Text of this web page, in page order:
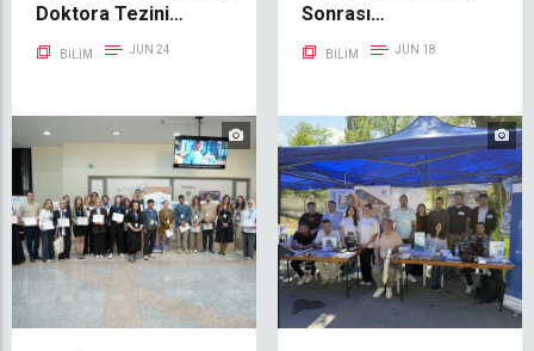
Doktora Tezini
Başarıyla Savundu
BILIM JUN 24
Sonrası
Srebrenitsa’ya Dönüş
Projesine Katkı
BILIM JUN 18